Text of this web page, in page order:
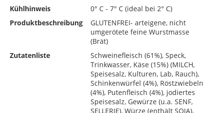
Kühlhinweis
0° C - 7° C (ideal bei 2° C)
Produktbeschreibung
GLUTENFREI- arteigene, nicht
umgerötete feine Wurstmasse
(Brät)
Zutatenliste
Schweinefleisch (61%), Speck,
Trinkwasser, Käse (15%) (MILCH,
Speisesalz, Kulturen, Lab, Rauch),
Schinkenwürfel (4%), Röstzwiebeln
(4%), Putenfleisch (4%), jodiertes
Speisesalz, Gewürze (u.a. SENF,
SELLERIE), Würze (enthält SOJA),